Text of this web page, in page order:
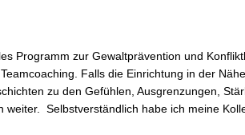
Programm zur Gewaltprävention und
Falls die Einrichtung in der
zu den Gefühlen, Ausgrenzungen,
weiter. Selbstverständlich habe ich meine